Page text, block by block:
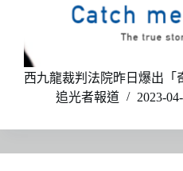
西九龍裁判法院昨日爆出
追光者報道
2023-04-